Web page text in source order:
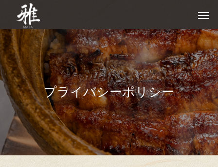
プライバシーポリシー